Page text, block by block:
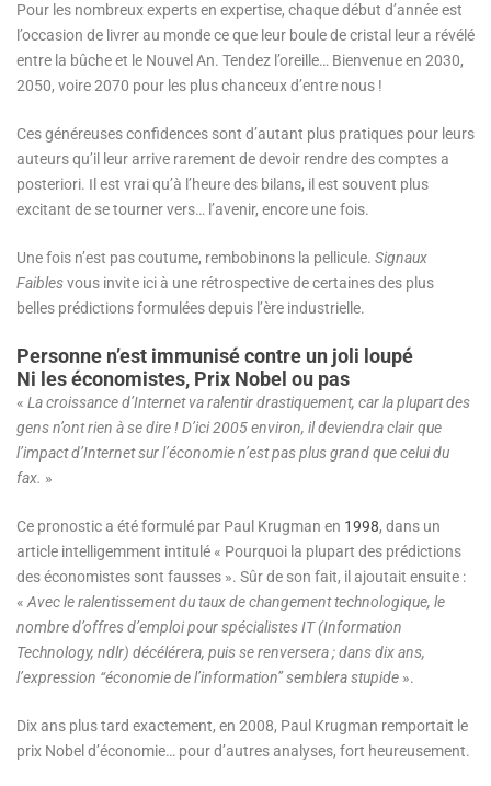
Pour les nombreux experts en expertise, chaque début d’année est
l’occasion de livrer au monde ce que leur boule de cristal leur a révélé
entre la bûche et le Nouvel An. Tendez l’oreille… Bienvenue en 2030,
2050, voire 2070 pour les plus chanceux d’entre nous !
Ces généreuses confidences sont d’autant plus pratiques pour leurs
auteurs qu’il leur arrive rarement de devoir rendre des comptes a
posteriori. Il est vrai qu’à l’heure des bilans, il est souvent plus
excitant de se tourner vers… l’avenir, encore une fois.
Une fois n’est pas coutume, rembobinons la pellicule. Signaux
Faiblesvous invite ici à une rétrospective de certaines des plus
belles prédictions formulées depuis l’ère industrielle.
Personne n’est immunisé contre un joli loupé
Ni les économistes, Prix Nobel ou pas
« La croissance d’Internet va ralentir drastiquement, car la plupart des
gens n’ont rien à se dire ! D’ici 2005 environ, il deviendra clair que
l’impact d’Internet sur l’économie n’est pas plus grand que celui du
fax. »
Ce pronostic a été formulé par Paul Krugman en 1998, dans un
article intelligemment intitulé « Pourquoi la plupart des prédictions
des économistes sont fausses ». Sûr de son fait, il ajoutait ensuite :
«Avec le ralentissement du taux de changement technologique, le
nombre d’offres d’emploi pour spécialistes IT (Information
Technology, ndlr) décélérera, puis se renversera ; dans dix ans,
l’expression “économie de l’information” semblera stupide ».
Dix ans plus tard exactement, en 2008, Paul Krugman remportait le
prix Nobel d’économie… pour d’autres analyses, fort heureusement.